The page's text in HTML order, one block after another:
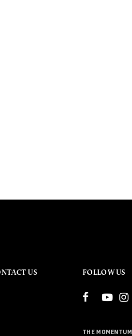
US FOLLOW US
THE MOMENTUM